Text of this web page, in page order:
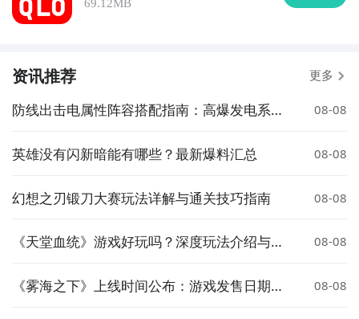
69.12MB
资讯推荐 更多
防线出击电属性阵容搭配指南：高爆发电系队
08-08
英雄没有闪新暗能有哪些？最新爆料汇总 08-08
幻想之刃锻刀大赛玩法详解与通关技巧指南 08-08
《天堂血统》游戏好玩吗？深度玩法介绍与体
08-08
《雾海之下》上线时间公布：游戏发售日期一
08-08